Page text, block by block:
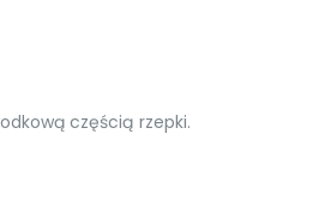
częścią rzepki.